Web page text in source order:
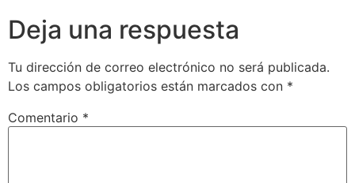
Deja una respuesta
Tu dirección de correo electrónico no será publicada.
Los campos obligatorios están marcados con *
Comentario *